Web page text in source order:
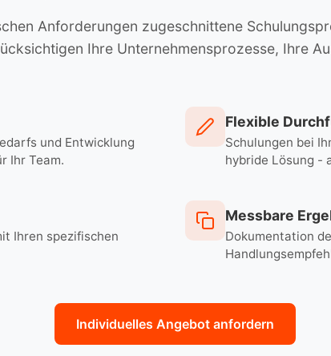
Anforderungen zugeschnittene
Ihre Unternehmensprozesse, Ihre
und Entwicklung
Ihr Team.
Flexible
Schulungen bei
hybride Lösung -
Ihren spezifischen
Messbare
Dokumentation
Individuelles Angebot anfordern